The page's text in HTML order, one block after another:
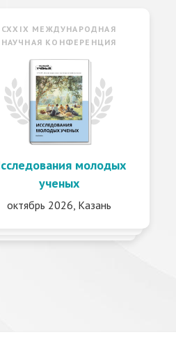
CXXIX МЕЖДУНАРОДНАЯ
НАУЧНАЯ КОНФЕРЕНЦИЯ
молодых
ученых
октябрь 2026, Казань